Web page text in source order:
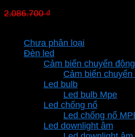
2.086.700₫
2.086.700 ₫.
Chưa phân loại
Đèn led
Cảm biến chuyển động
Cảm biến chuyển
Led bulb
Led bulb Mpe
Led chống nổ
Led chống nổ
Led downlight âm